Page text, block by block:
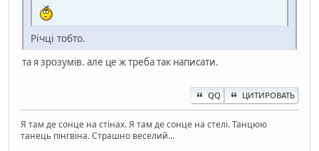
Річці тобто.
та я зрозумів. але це ж треба так написати.
QQ ЦИТИРОВАТЬ
Я там де сонце на стінах. Я там де сонце на стелі. Танцюю
танець пінгвіна. Страшно веселий...